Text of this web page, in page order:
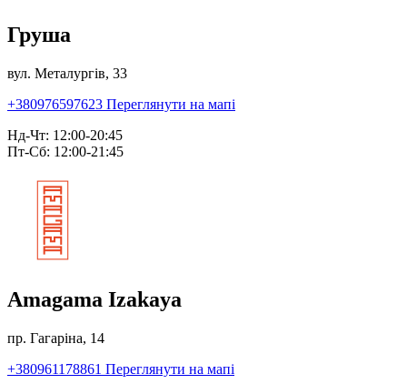
Груша
вул. Металургів, 33
+380976597623 Переглянути на мапі
Нд-Чт: 12:00-20:45
Пт-Сб: 12:00-21:45
Amagama Izakaya
пр. Гагаріна, 14
+380961178861 Переглянути на мапі